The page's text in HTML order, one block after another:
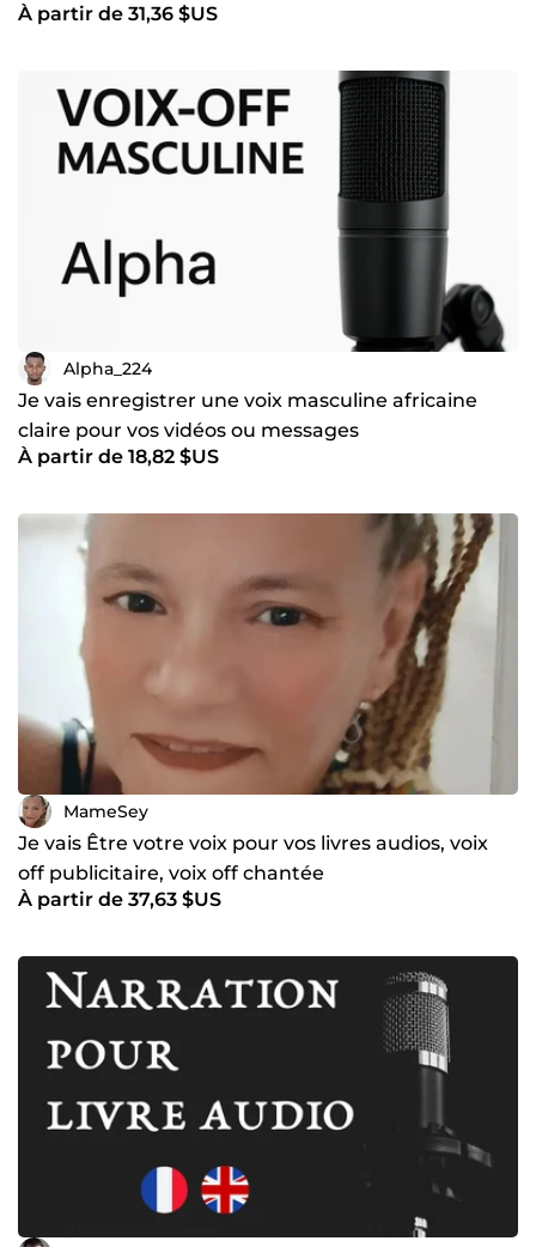
À partir de 31,36 $US
Alpha_224
Je vais enregistrer une voix masculine africaine
claire pour vos vidéos ou messages
À partir de 18,82 $US
MameSey
Je vais Être votre voix pour vos livres audios, voix
off publicitaire, voix off chantée
À partir de 37,63 $US